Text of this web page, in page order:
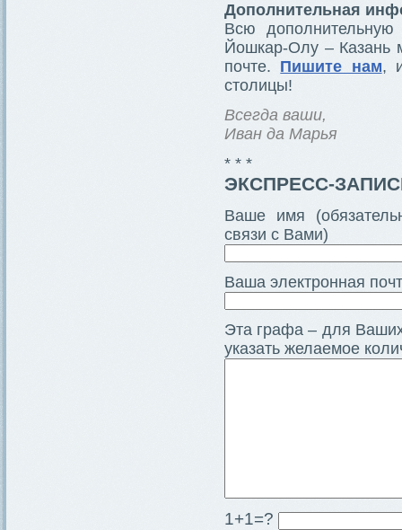
Дополнительная
Всю
Йошкар-Олу – Казань
почте. Пишите нам,
столицы!
Всегда ваши,
Иван да Марья
* * *
ЭКСПРЕСС-
Ваше имя
связи с Вами)
Ваша электронная
Эта графа – для
указать желаемое
1+1=?